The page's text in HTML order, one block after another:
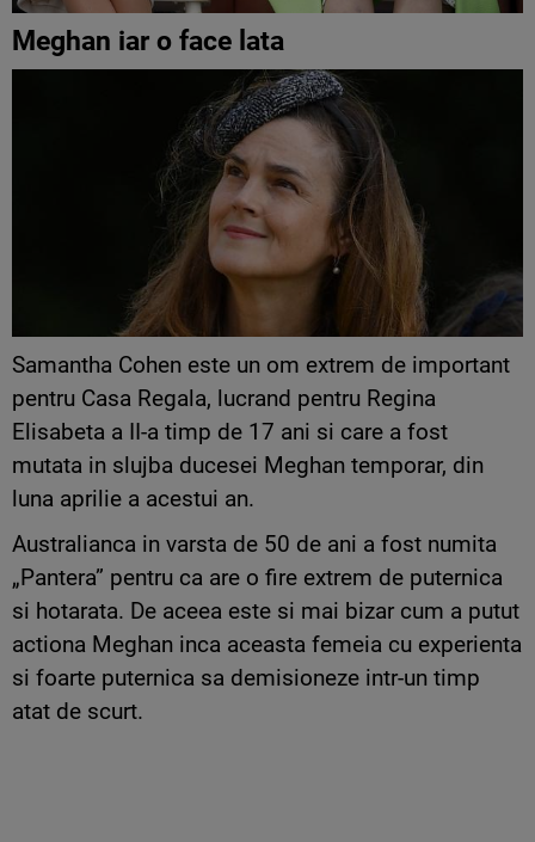
Meghan iar o face lata
Samantha Cohen este un om extrem de important
pentru Casa Regala, lucrand pentru Regina
Elisabeta a II-a timp de 17 ani si care a fost
mutata in slujba ducesei Meghan temporar, din
luna aprilie a acestui an.
Australianca in varsta de 50 de ani a fost numita
„Pantera” pentru ca are o fire extrem de puternica
si hotarata. De aceea este si mai bizar cum a putut
actiona Meghan inca aceasta femeia cu experienta
si foarte puternica sa demisioneze intr-un timp
atat de scurt.